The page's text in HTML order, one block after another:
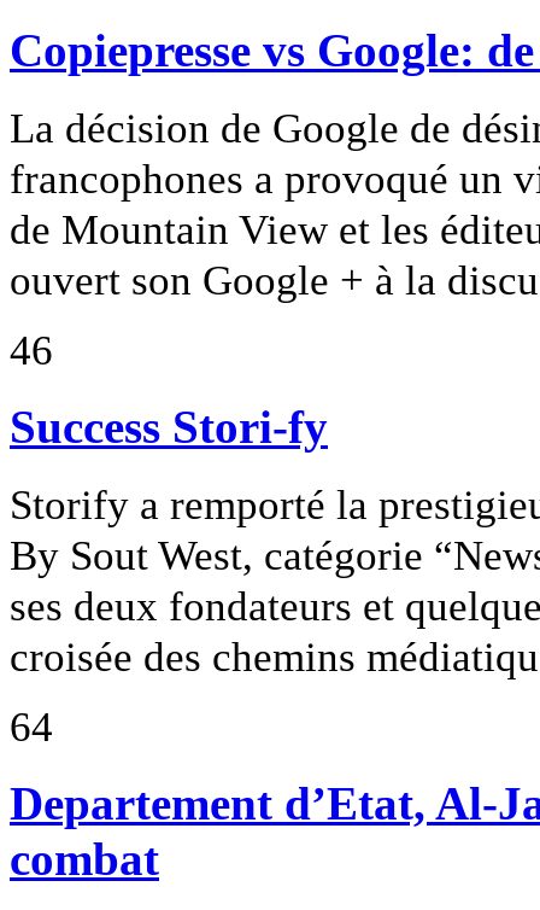
Copiepresse vs Google:
La décision de Google de
francophones a provoqué un
de Mountain View et les
ouvert son Google + à la
46
Success Stori-fy
Storify a remporté la
By Sout West, catégorie
ses deux fondateurs et
croisée des chemins
64
Departement d’Etat, Al-
combat